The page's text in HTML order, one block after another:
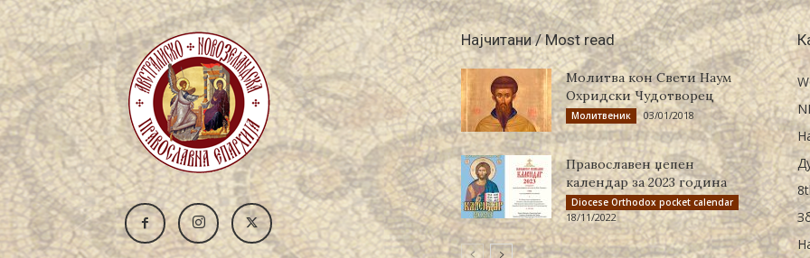
Најчитани / Most read
Молитва кон Свети Наум
Охридски Чудотворец
Молитвеник 03/01/2018
Православен џепен
календар за 2023 година
Diocese Orthodox pocket calendar
18/11/2022